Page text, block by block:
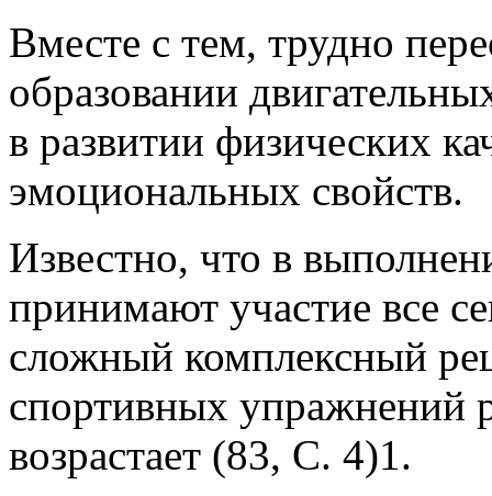
Вместе с тем, трудно
образовании
в развитии физических
эмоциональных свойств.
Известно, что в
принимают участие все
сложный комплексный
спортивных упражнений
возрастает (83, С. 4)1.